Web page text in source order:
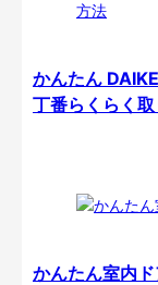
かんたん
丁番らくらく
かんたん室内